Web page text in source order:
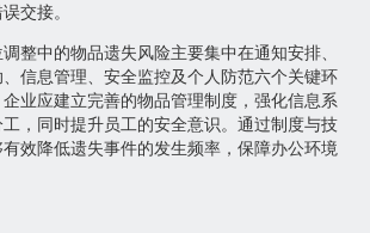
交接。
整中的物品遗失风险主要集中在通知安排、
信息管理、安全监控及个人防范六个关键环
业应建立完善的物品管理制度，强化信息系
，同时提升员工的安全意识。通过制度与技
效降低遗失事件的发生频率，保障办公环境